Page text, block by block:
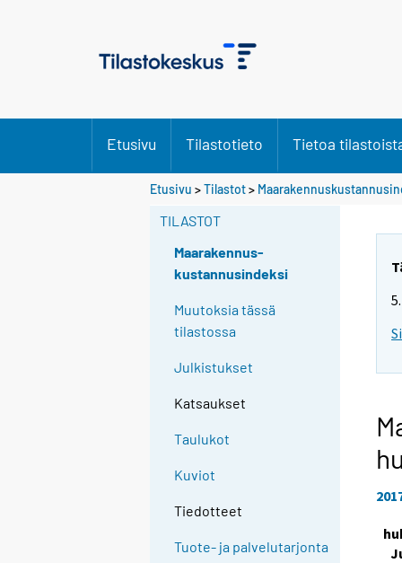
Etusivu Tilastotieto Tietoa
Etusivu >Tilastot>
TILASTOT
Maarakennus-
kustannusindeksi
Muutoksia tässä
tilastossa
Julkistukset
Katsaukset
Taulukot
Kuviot
Tiedotteet
Tuote- ja palvelutarjonta